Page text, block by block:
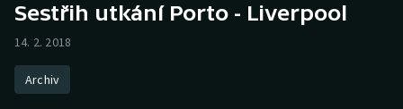
Hokej
Tenis
Sestřih utkání Porto - Liverpool
14. 2. 2018
Archiv